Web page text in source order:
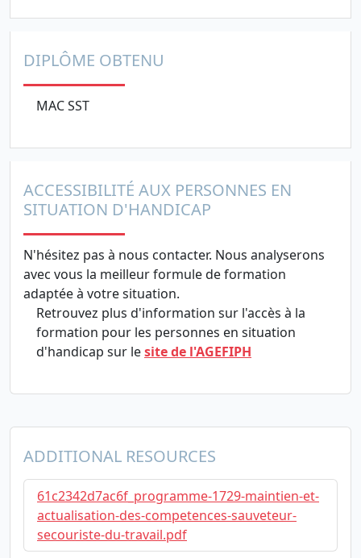
DIPLÔME OBTENU
MAC SST
ACCESSIBILITÉ AUX PERSONNES EN
SITUATION D'HANDICAP
N'hésitez pas à nous contacter. Nous analyserons
avec vous la meilleur formule de formation
adaptée à votre situation.
Retrouvez plus d'information sur l'accès à la
formation pour les personnes en situation
d'handicap sur lesite de l'AGEFIPH
ADDITIONAL RESOURCES
61c2342d7ac6f_programme-1729-maintien-et-
actualisation-des-competences-sauveteur-
secouriste-du-travail.pdf